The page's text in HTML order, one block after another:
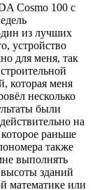
Cosmo 100 с
из лучших
устройство
для меня, так
которая меня
несколько
были
на
раньше
также
выполнять
зданий
математике или